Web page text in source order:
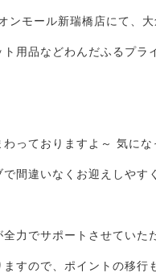
モール新瑞橋店にて、
用品などわんだふるプラ
っておりますよ～ 気に
間違いなくお迎えしやす
力でサポートさせていた
すので、ポイントの移行